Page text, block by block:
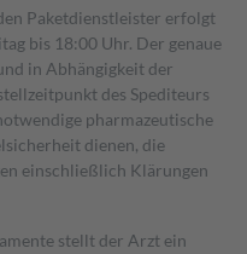
Paketdienstleister erfolgt
bis 18:00 Uhr. Der genaue
in Abhängigkeit der
des Spediteurs
pharmazeutische
dienen, die
einschließlich Klärungen
stellt der Arzt ein